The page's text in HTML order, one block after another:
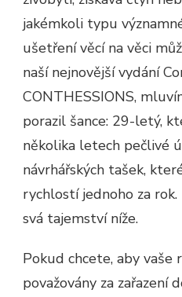
jakémkoli typu
ušetření věcí na věci
naší nejnovější vydání
CONTHESSIONS,
porazil šance: 29-letý,
několika letech pečlivé
návrhářských tašek,
rychlostí jednoho za rok.
svá tajemství níže.
Pokud chcete, aby
považovány za zařazení